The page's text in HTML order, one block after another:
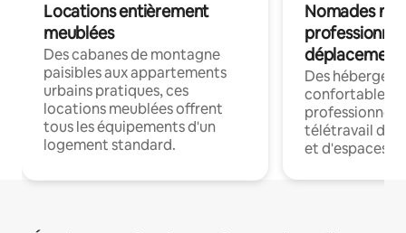
Locations entièrement
meublées
Des cabanes de montagne
paisibles aux appartements
urbains pratiques, ces
locations meublées offrent
tous les équipements d'un
logement standard.
Nomades
déplacement
Des
confortables
professionnels
télétravail
et d'espaces